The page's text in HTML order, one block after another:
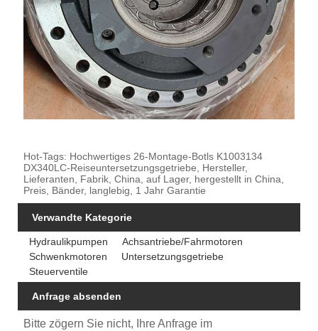
Hot-Tags: Hochwertiges 26-Montage-Botls K1003134
DX340LC-Reiseuntersetzungsgetriebe, Hersteller,
Lieferanten, Fabrik, China, auf Lager, hergestellt in China,
Preis, Bänder, langlebig, 1 Jahr Garantie
Verwandte Kategorie
Hydraulikpumpen
Achsantriebe/Fahrmotoren
Schwenkmotoren
Untersetzungsgetriebe
Steuerventile
Anfrage absenden
Bitte zögern Sie nicht, Ihre Anfrage im